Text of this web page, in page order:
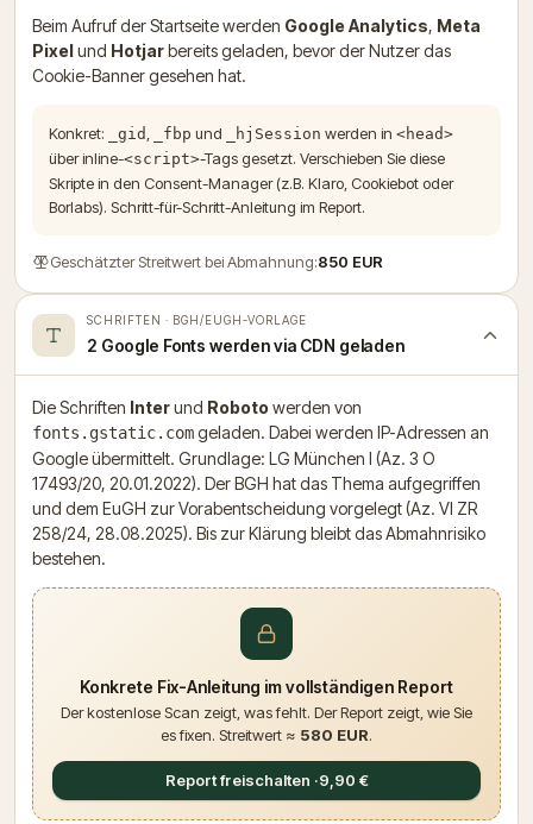
Beim Aufruf der Startseite werden Google Analytics, Meta
Pixelund Hotjarbereits geladen, bevor der Nutzer das
Cookie-Banner gesehen hat.
Konkret: _gid _fbp und _hjSession werden in <head>
über inline-<script>-Tags gesetzt. Verschieben Sie diese
Skripte in den Consent-Manager (z.B. Klaro, Cookiebot oder
Borlabs). Schritt-für-Schritt-Anleitung im Report.
Geschätzter Streit­wert bei Abmahnung:850 EUR
SCHRIFTEN · BGH/EUGH-VORLAGE
2 Google Fonts werden via CDN geladen
Die Schriften Interund Roboto werden von
fonts.gstatic.comgeladen. Dabei werden IP-Adressen an
Google übermittelt. Grundlage: LG München I (Az. 3 O
17493/20, 20.01.2022). Der BGH hat das Thema aufgegriffen
und dem EuGH zur Vorabentscheidung vorgelegt (Az. VI ZR
258/24, 28.08.2025). Bis zur Klärung bleibt das Abmahnrisiko
bestehen.
Konkrete Fix-Anleitung im vollständigen Report
Der kostenlose Scan zeigt, was fehlt. Der Report zeigt, wie Sie
es fixen. Streitwert ≈ 580 EUR.
Report freischalten ·9,90 €